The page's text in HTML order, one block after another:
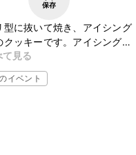
保存
に抜いて焼き、アイシング
ッキーです。アイシングは
しい雰囲気を存分に出して
とかわいく仕上がります。
見る
イベント